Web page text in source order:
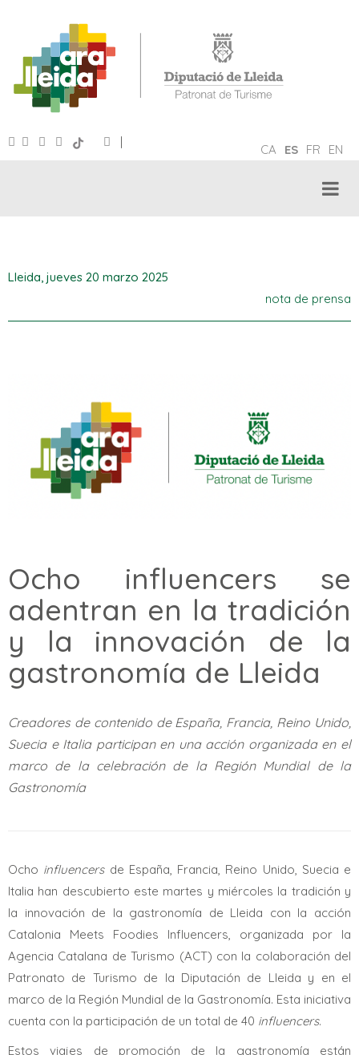
CA ES FR EN
|
Lleida, jueves 20 marzo 2025
nota de prensa
Ocho influencers se
adentran en la tradición
y la innovación de la
gastronomía de Lleida
Creadores de contenido de España, Francia, Reino Unido,
Suecia e Italia participan en una acción organizada en el
marco de la celebración de la Región Mundial de la
Gastronomía
Ocho influencersde España, Francia, Reino Unido, Suecia e
Italia han descubierto este martes y miércoles la tradición y
la innovación de la gastronomía de Lleida con la acción
Catalonia Meets Foodies Influencers, organizada por la
Agencia Catalana de Turismo (ACT) con la colaboración del
Patronato de Turismo de la Diputación de Lleida y en el
marco de la Región Mundial de la Gastronomía. Esta iniciativa
cuenta con la participación de un total de 40 influencers.
Estos viajes de promoción de la gastronomía están